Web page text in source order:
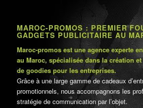
MAROC-PROMOS : PREMIER
GADGETS PUBLICITAIRE AU
Maroc-promos est une agence experte
au Maroc, spécialisée dans la création
de goodies pour les entreprises.
Grâce à une large gamme de cadeaux
promotionnels, nous accompagnons les
stratégie de communication par l’objet.